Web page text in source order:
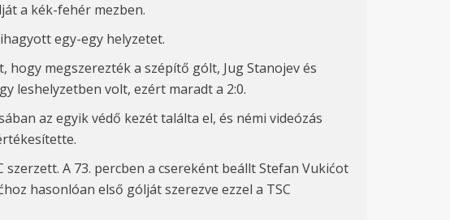
a kék-fehér mezben.
egy-egy helyzetet.
hogy megszerezték a szépítő gólt, Jug Stanojevés
leshelyzetben volt, ezért maradt a 2:0.
az egyik védő kezét találta el, és némi videózás
szerzett. A 73. percben a csereként beálltStefan Vukićot
hasonlóan első gólját szerezve ezzel a TSC